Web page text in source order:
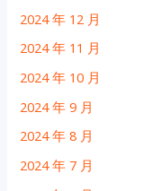
2024 年 12 月
2024 年 11 月
2024 年 10 月
2024 年 9 月
2024 年 8 月
2024 年 7 月